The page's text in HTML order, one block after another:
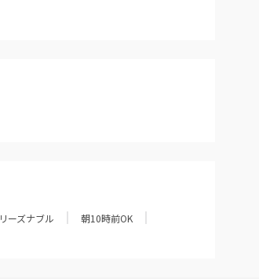
リーズナブル
朝10時前OK